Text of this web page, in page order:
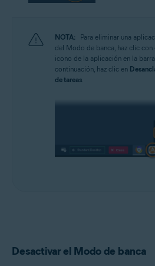
NOTA:
Para eliminar una
del Modo de banca, haz clic
icono de la aplicación en la
continuación, haz clic en
de tareas.
Desactivar el Modo de banca